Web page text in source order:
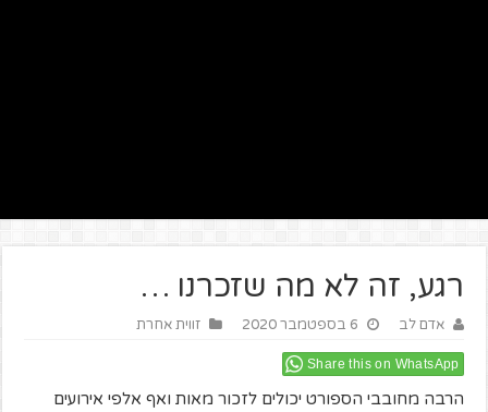
רגע, זה לא מה שזכרנו …
אדם לב 6 בספטמבר 2020 זווית אחרת
Share this on WhatsApp
הרבה מחובבי הספורט יכולים לזכור מאות ואף אלפי אירועים